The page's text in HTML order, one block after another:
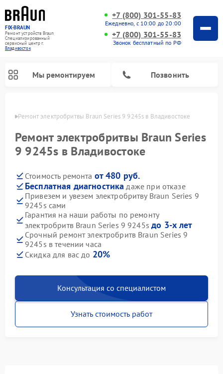
FIX-BRAUN
Ремонт устройств Braun
Специализированный
cервисный центр г.
Владивосток
+7 (800) 301-55-83
Ежедневно, с 10:00 до 20:00
+7 (800) 301-55-83
Звонок бесплатный по РФ
Мы ремонтируем Позвонить
Ремонт электробритвы Braun Series 9 9245s в Владивостоке
Ремонт электробритвы Braun Series
9 9245s в Владивостоке
Стоимость ремонта от 480 руб.
Бесплатная диагностика даже при отказе
Привезем и увезем электробритву Braun Series 9
9245s сами
Гарантия на наши работы по ремонту
электробритв Braun Series 9 9245sдо 3-х лет
Срочный ремонт электробритв Braun Series 9
9245s в течении часа
Скидка для вас до 20%
Консультация со специалистом
Узнать стоимость работ